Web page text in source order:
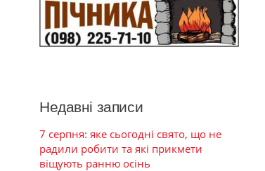
Недавні записи
7 серпня: яке сьогодні свято, що не
радили робити та які прикмети
віщують ранню осінь